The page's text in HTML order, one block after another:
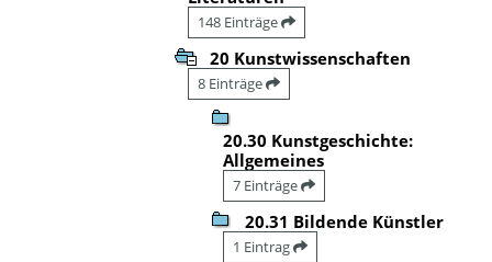
148 Einträge
20 Kunstwissenschaften
8 Einträge
20.30 Kunstgeschichte:
Allgemeines
7 Einträge
20.31 Bildende Künstler
1 Eintrag